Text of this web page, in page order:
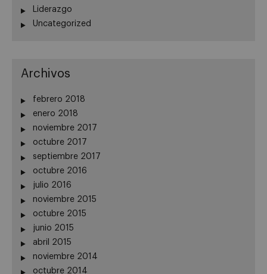
Liderazgo
Uncategorized
Archivos
febrero 2018
enero 2018
noviembre 2017
octubre 2017
septiembre 2017
octubre 2016
julio 2016
noviembre 2015
octubre 2015
junio 2015
abril 2015
noviembre 2014
octubre 2014